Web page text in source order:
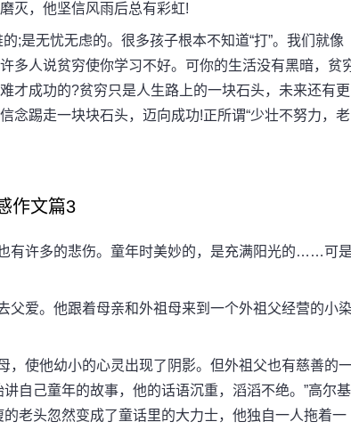
灭，他坚信风雨后总有彩虹!
无忧无虑的。很多孩子根本不知道“打”。我们就像
多人说贫穷使你学习不好。可你的生活没有黑暗，贫
才成功的?贫穷只是人生路上的一块石头，未来还有更
念踢走一块块石头，迈向成功!正所谓“少壮不努力，老
作文篇3
许多的悲伤。童年时美妙的，是充满阳光的……可
爱。他跟着母亲和外祖母来到一个外祖父经营的小
使他幼小的心灵出现了阴影。但外祖父也有慈善的
自己童年的故事，他的话语沉重，滔滔不绝。”高尔基
老头忽然变成了童话里的大力士，他独自一人拖着一